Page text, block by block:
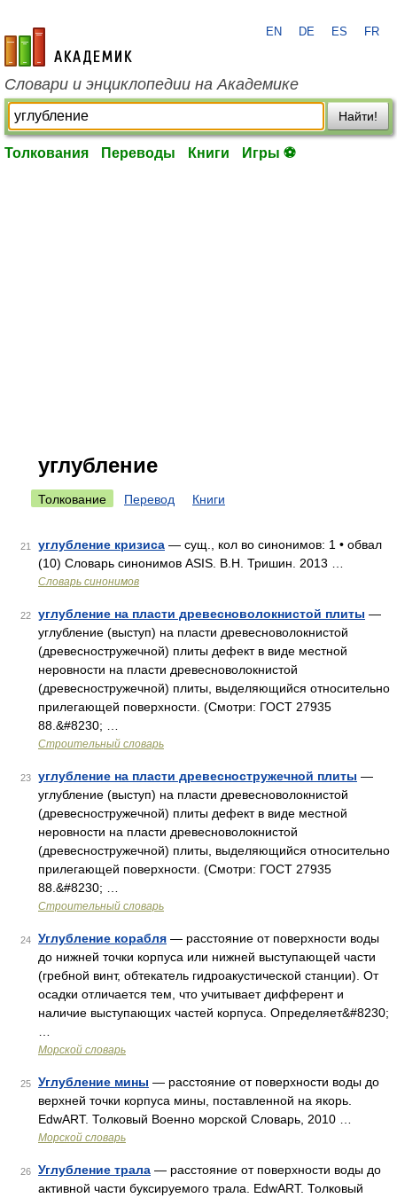
academic.ru
EN DE ES FR
Словари и энциклопедии на Академике
Найти!
Толкования Переводы Книги Игры ⚽
углубление
Толкование Перевод Книги
21 углубление кризиса — сущ., кол во синонимов: 1 • обвал
(10) Словарь синонимов ASIS. В.Н. Тришин. 2013 …
Словарь синонимов
22 углубление на пласти древесноволокнистой плиты —
углубление (выступ) на пласти древесноволокнистой
(древесностружечной) плиты дефект в виде местной
неровности на пласти древесноволокнистой
(древесностружечной) плиты, выделяющийся относительно
прилегающей поверхности. (Смотри: ГОСТ 27935
88.&#8230; …
Строительный словарь
23 углубление на пласти древесностружечной плиты —
углубление (выступ) на пласти древесноволокнистой
(древесностружечной) плиты дефект в виде местной
неровности на пласти древесноволокнистой
(древесностружечной) плиты, выделяющийся относительно
прилегающей поверхности. (Смотри: ГОСТ 27935
88.&#8230; …
Строительный словарь
24 Углубление корабля — расстояние от поверхности воды
до нижней точки корпуса или нижней выступающей части
(гребной винт, обтекатель гидроакустической станции). От
осадки отличается тем, что учитывает дифферент и
наличие выступающих частей корпуса. Определяет&#8230;
Морской словарь
25 Углубление мины — расстояние от поверхности воды до
верхней точки корпуса мины, поставленной на якорь.
EdwART. Толковый Военно морской Словарь, 2010 …
Морской словарь
26 Углубление трала — расстояние от поверхности воды до
активной части буксируемого трала. EdwART. Толковый